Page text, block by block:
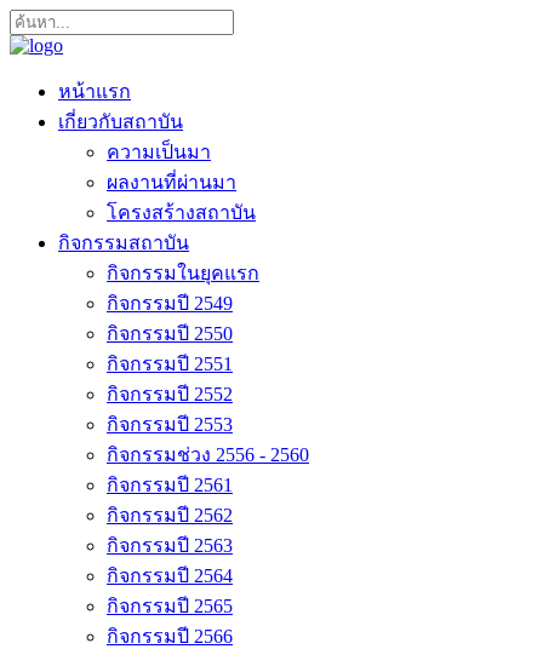
หน้าแรก
เกี่ยวกับสถาบัน
ความเป็นมา
ผลงานที่ผ่านมา
โครงสร้างสถาบัน
กิจกรรมสถาบัน
กิจกรรมในยุคแรก
กิจกรรมปี 2549
กิจกรรมปี 2550
กิจกรรมปี 2551
กิจกรรมปี 2552
กิจกรรมปี 2553
กิจกรรมช่วง 2556 - 2560
กิจกรรมปี 2561
กิจกรรมปี 2562
กิจกรรมปี 2563
กิจกรรมปี 2564
กิจกรรมปี 2565
กิจกรรมปี 2566